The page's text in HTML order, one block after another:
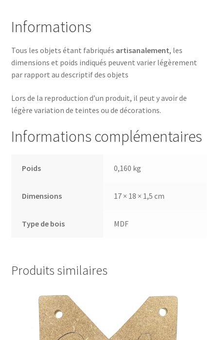
Informations
Tous les objets étant fabriqués artisanalement, les
dimensions et poids indiqués peuvent varier légèrement
par rapport au descriptif des objets
Lors de la reproduction d’un produit, il peut y avoir de
légère variation de teintes ou de décorations.
Informations complémentaires
Poids 0,160 kg
Dimensions 17 × 18 × 1,5 cm
Type de bois MDF
Produits similaires